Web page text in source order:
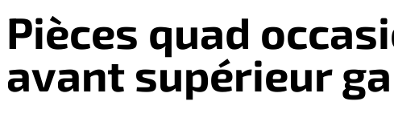
Pièces quad
avant supérieur